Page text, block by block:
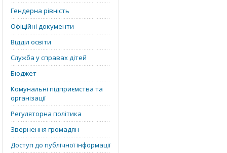
Гендерна рівність
Офіційні документи
Відділ освіти
Служба у справах дітей
Бюджет
Комунальні підприємства та
організації
Регуляторна політика
Звернення громадян
Доступ до публічної інформації